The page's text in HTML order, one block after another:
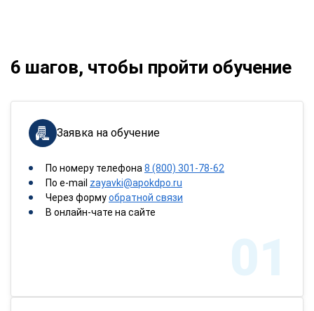
6 шагов, чтобы пройти обучение
Заявка на обучение
По номеру телефона 8 (800) 301-78-62
По e-mail zayavki@apokdpo.ru
Через формуобратной связи
В онлайн-чате на сайте
01